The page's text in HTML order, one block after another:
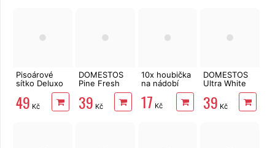
Pisoárové
sítko Deluxo
Blossom
49 Kč
DOMESTOS
Pine Fresh
39 Kč
10x houbička
na nádobí
17 Kč
DOMESTOS
Ultra White
39 Kč